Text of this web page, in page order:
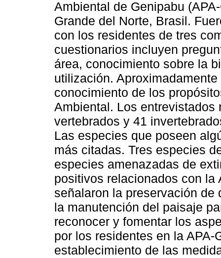
Ambiental de Genipabu
Grande del Norte, Brasil.
con los residentes de tres
cuestionarios incluyen
área, conocimiento sobre la
utilización.
conocimiento de los
Ambiental. Los entrevistados
vertebrados y 41
Las especies que poseen
más citadas. Tres especies
especies amenazadas de
positivos relacionados con la
señalaron la preservación
la manutención del paisaje
reconocer y fomentar los
por los residentes en la APA-
establecimiento de las